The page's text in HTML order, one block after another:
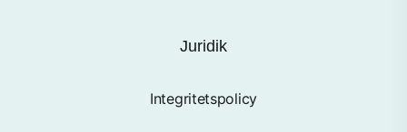
Juridik
Integritetspolicy